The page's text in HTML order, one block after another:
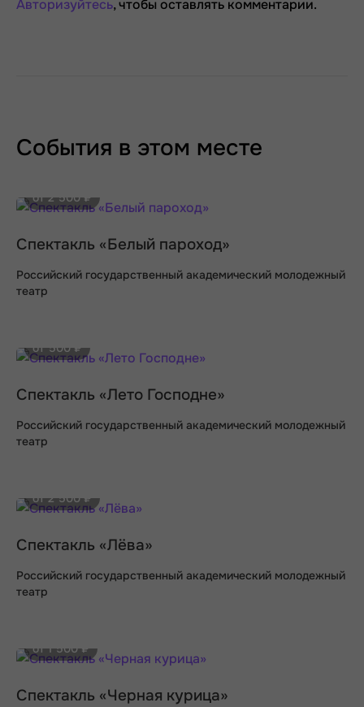
Авторизуйтесь, чтобы оставлять комментарии.
События в этом месте
от 2 500 ₽
Спектакль «Белый пароход»
Российский государственный академический молодежный
театр
от 500 ₽
Спектакль «Лето Господне»
Российский государственный академический молодежный
театр
от 2 500 ₽
Спектакль «Лёва»
Российский государственный академический молодежный
театр
от 1 500 ₽
Спектакль «Черная курица»